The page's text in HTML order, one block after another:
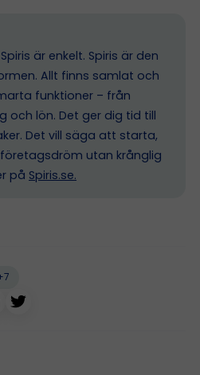
är enkelt. Spiris är den
Allt finns samlat och
funktioner – från
och lön. Det ger dig tid till
Det vill säga att starta,
utan krånglig
på Spiris.se.